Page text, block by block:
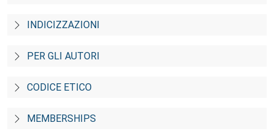
INDICIZZAZIONI
PER GLI AUTORI
CODICE ETICO
MEMBERSHIPS